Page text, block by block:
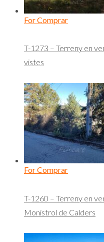
For Comprar
T-1273 – Terreny en
vistes
For Comprar
T-1260 – Terreny en
Monistrol de Calders